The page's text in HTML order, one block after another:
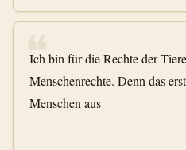
❝
Ich bin für die Rechte der
Menschenrechte. Denn das
Menschen aus